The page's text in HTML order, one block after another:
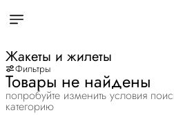
Жакеты и жилеты
Фильтры
Товары не найдены
попробуйте изменить условия
категорию